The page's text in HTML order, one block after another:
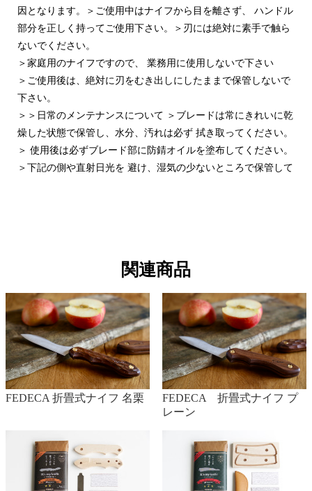
因となります。＞ご使用中はナイフから目を離さず、 ハンドル
部分を正しく持ってご使用下さい。＞刃には絶対に素手で触ら
ないでください。
＞家庭用のナイフですので、 業務用に使用しないで下さい
＞ご使用後は、絶対に刃をむき出しにしたままで保管しないで
下さい。
＞＞日常のメンテナンスについて ＞ブレードは常にきれいに乾
燥した状態で保管し、水分、汚れは必ず 拭き取ってください。
＞ 使用後は必ずブレード部に防錆オイルを塗布してください。
＞下記の側や直射日光を 避け、湿気の少ないところで保管して
汚れが付きにくく、変形や割れを防止します。
＞刃が欠けた場合や切れ味が 悪くなった場合は、そのまま使用
せずに必ず研ぎ直しをしてください。
関連商品
FEDECA 折畳式ナイフ 名栗
FEDECA 折畳式ナイフ プ
レーン